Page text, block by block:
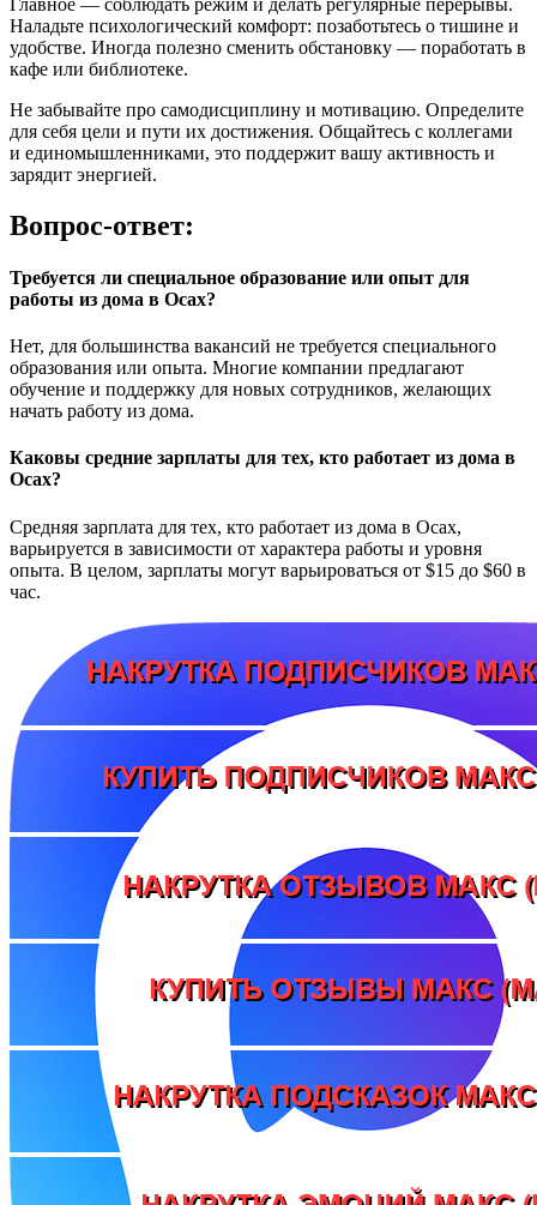
Наладьте психологический комфорт: позаботьтесь о тишине и
удобстве. Иногда полезно сменить обстановку — поработать в
кафе или библиотеке.
Не забывайте про самодисциплину и мотивацию. Определите
для себя цели и пути их достижения. Общайтесь с коллегами
и единомышленниками, это поддержит вашу активность и
зарядит энергией.
Вопрос-ответ:
Требуется ли специальное образование или опыт для
работы из дома в Осах?
Нет, для большинства вакансий не требуется специального
образования или опыта. Многие компании предлагают
обучение и поддержку для новых сотрудников, желающих
начать работу из дома.
Каковы средние зарплаты для тех, кто работает из дома в
Осах?
Средняя зарплата для тех, кто работает из дома в Осах,
варьируется в зависимости от характера работы и уровня
опыта. В целом, зарплаты могут варьироваться от $15 до $60 в
час.